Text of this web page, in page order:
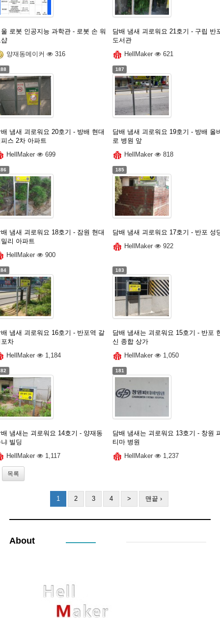
울 로봇 인공지능 과학관 - 로봇 손 워
양재동메이커
316
담배 냄새 괴로워요 21호기 - 구립 반
도서관
HellMaker
621
배 냄새 괴로워요 20호기 - 방배 현대
스 2차 아파트
HellMaker
699
187
담배 냄새 괴로워요 19호기 - 방배 올
로 병원 앞
HellMaker
818
배 냄새 괴로워요 18호기 - 잠원 현대
리 아파트
HellMaker
900
185
담배 냄새 괴로워요 17호기 - 반포 성
HellMaker
922
배 냄새 괴로워요 16호기 - 반포역 갈
포차
HellMaker
1,184
183
담배 냄새는 괴로워요 15호기 - 반포
신 종합 상가
HellMaker
1,050
배 냄새는 괴로워요 14호기 - 양재동
빌딩
HellMaker
1,117
181
담배 냄새는 괴로워요 13호기 - 창원
티마 병원
HellMaker
1,237
목록
1 2 3 4 > 맨끝 ›
About